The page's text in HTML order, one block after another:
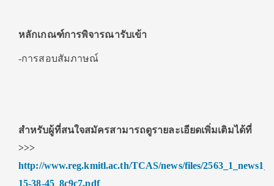
หลักเกณฑ์การพิจารณารับเข้า
-การสอบสัมภาษณ์
สำหรับผู้ที่สนใจสมัครสามารถดูรายละเอียดเพิ่มเติมได้ที่
>>>
http://www.reg.kmitl.ac.th/TCAS/news/files/
15-38-45_8c9c7.pdf